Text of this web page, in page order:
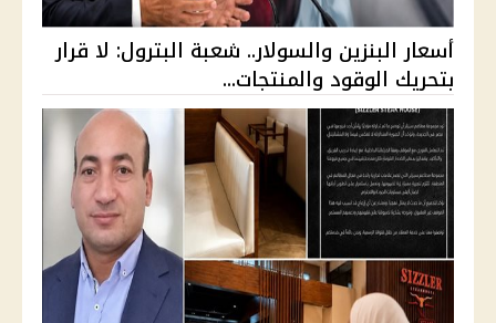
أسعار البنزين والسولار.. شعبة البترول: لا قرار
بتحريك الوقود والمنتجات...